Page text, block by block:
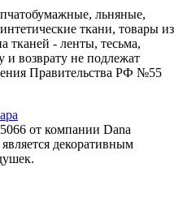
льняные,
ткани, товары из
тканей - ленты, тесьма,
и возврату не подлежат
Правительства РФ №55
от компании Dana
декоративным